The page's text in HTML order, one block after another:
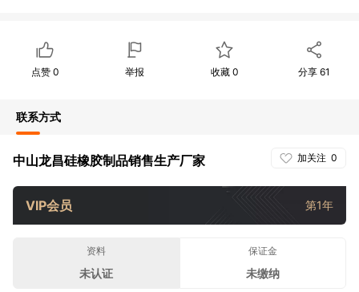
点赞 0 举报 收藏 0 分享 61
联系方式
加关注 0
中山龙昌硅橡胶制品销售生产厂家
VIP会员 第1年
资料
未认证
保证金
未缴纳